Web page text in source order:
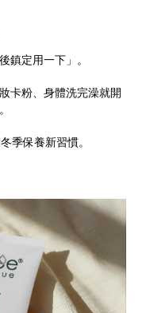
鎮定用一下」。
卡粉、身體洗完澡就開
季保養新習慣。